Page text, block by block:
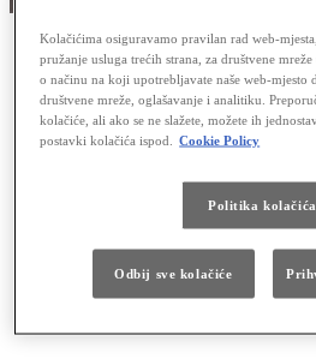
Zakažite probnu
Unesite vaše podatke u kontakt
kontaktirat će Vas u
Kolačićima osiguravamo pravilan rad web-
pružanje usluga trećih strana, za društvene
o načinu na koji upotrebljavate naše web-mjesto
društvene mreže, oglašavanje i analitiku.
kolačiće, ali ako se ne slažete, možete ih
postavki kolačića ispod.
Cookie Policy
Politika kolačića
Odbij sve kolačiće